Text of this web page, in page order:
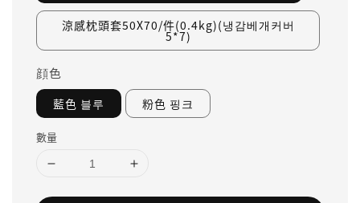
涼感枕頭套50X70/件(0.4kg)(냉감베개커버
5*7)
顔色
藍色 블루 粉色 핑크
數量